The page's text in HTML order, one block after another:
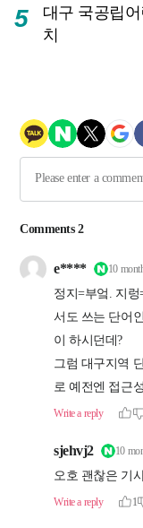
5
대구 국공립
치